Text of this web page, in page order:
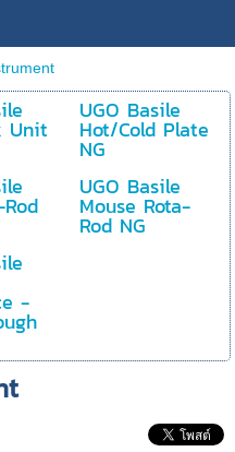
Unit
UGO Basile
Hot/Cold Plate
NG
UGO Basile
Mouse Rota-
Rod NG
-